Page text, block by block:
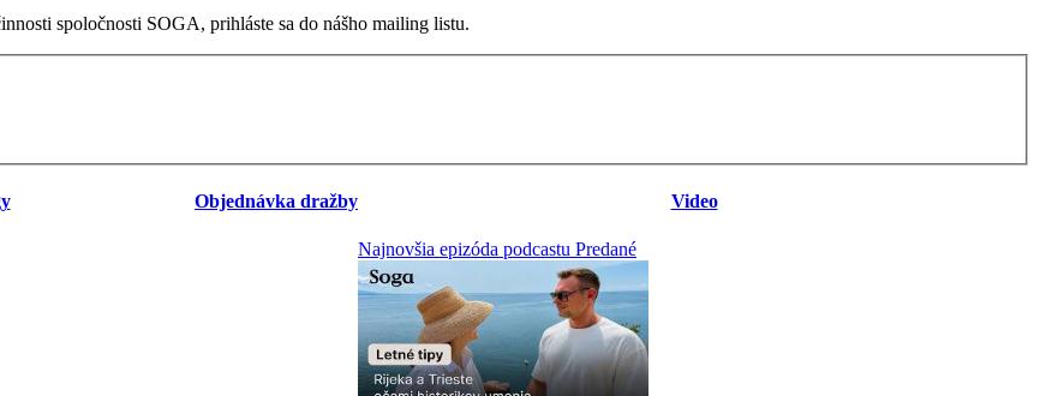
spoločnosti SOGA, prihláste sa do nášho mailing listu.
Objednávka dražby Video
Najnovšia epizóda podcastu Predané